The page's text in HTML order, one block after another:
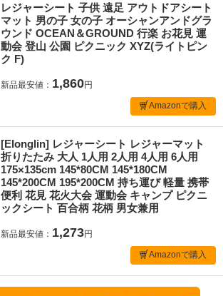
レジャーシート 子供 遠足 アウトドアシート
マット 男の子 女の子 オーシャンアンドグラ
ウンド OCEAN＆GROUND 行楽 お花見 運
動会 登山 公園 ピクニック XYZ(ライトピン
ク F)
新品最安値： 1,860円
Amazonで購入
[Elonglin] レジャーシート レジャーマット
折りたたみ 大人 1人用 2人用 4人用 6人用
175×135cm 145*80CM 145*180CM
145*200CM 195*200CM 持ち運び 軽量 携帯
便利 花見 花火大会 運動会 キャンプ ピクニ
ックシート 百合柄 花柄 男女兼用
新品最安値： 1,273円
Amazonで購入